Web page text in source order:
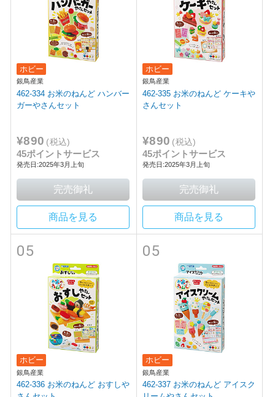
ホビー
銀鳥産業
462-334 お米のねんど ハンバー
ガーやさんセット
¥890 (税込)
45ポイントサービス
発売日:2025年3月上旬
商品を見る
ホビー
銀鳥産業
462-335 お米のねんど ケーキや
さんセット
¥890 (税込)
45ポイントサービス
発売日:2025年3月上旬
商品を見る
05
ホビー
銀鳥産業
462-336 お米のねんど おすしや
05
ホビー
銀鳥産業
462-337 お米のねんど アイスク